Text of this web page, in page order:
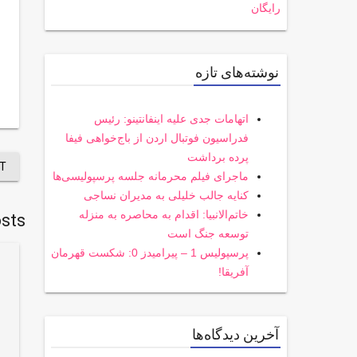
رایگان
نوشته‌های تازه
اتهامات جدی علیه اینفانتینو: رئیس
فدراسیون فوتبال اردن از باج‌خواهی فیفا
پرده برداشت
ماجرای فیلم محرمانه جلسه پرسپولیسی‌ها
کنایه جالب خلیلی به مدیران نساجی
خاتم‌الانبیا: اقدام به محاصره به منزله
توسعه جنگ است
پرسپولیس 1 – پیرامیدز 0: شکست قهرمان
آفریقا!
آخرین دیدگاه‌ها